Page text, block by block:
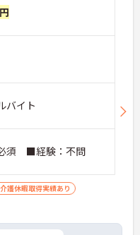
導
す
バイト
須 ■経験：不問
護休暇取得実績あり